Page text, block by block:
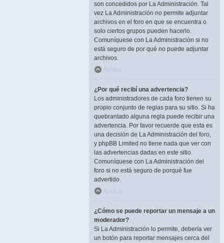
son concedidos por La Administración. Tal
vez La Administración no permite adjuntar
archivos en el foro en que se encuentra o
solo ciertos grupos pueden hacerlo.
Comuníquese con La Administración si no
está seguro de por qué no puede adjuntar
archivos.
Arriba
¿Por qué recibí una advertencia?
Los administradores de cada foro tienen su
propio conjunto de reglas para su sitio. Si ha
quebrantado alguna regla puede recibir una
advertencia. Por favor recuerde que esta es
una decisión de La Administración del foro,
y phpBB Limited no tiene nada que ver con
las advertencias dadas en este sitio.
Comuníquese con La Administración del
foro si no está seguro de porqué fue
advertido.
Arriba
¿Cómo se puede reportar un mensaje a un
moderador?
Si La Administración lo permite, debería ver
un botón para reportar mensajes cerca del